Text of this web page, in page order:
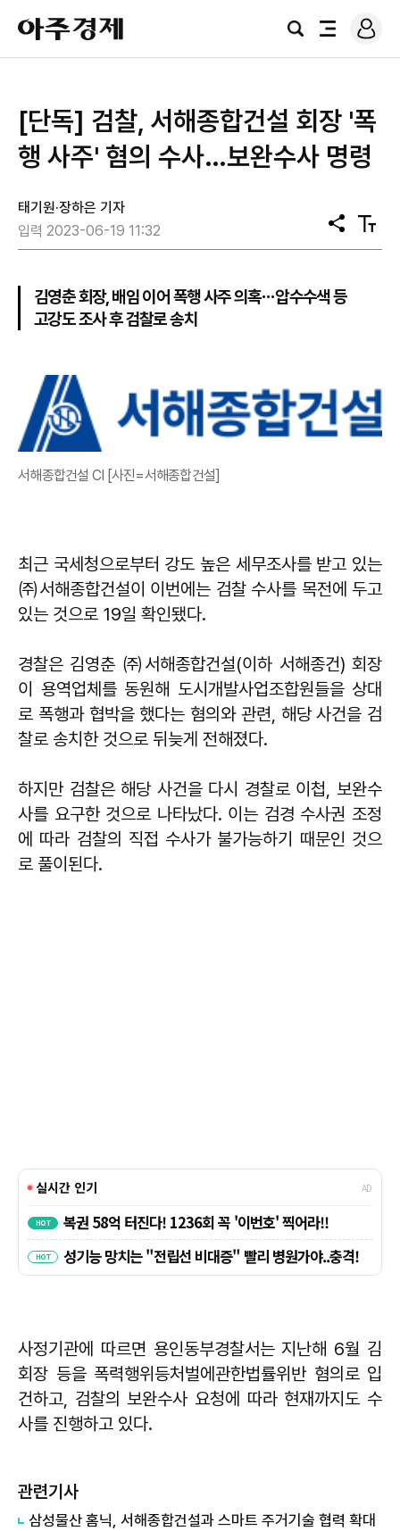
아
주
경
검
전
로
그
[단독] 검찰, 서해종합건설 회장 '폭
행 사주' 혐의 수사…보완수사 명령
태기원·장하은 기자
입력 2023-06-19 11:32
공
유
텍
스
김영춘 회장, 배임 이어 폭행 사주 의혹⋯압수수색 등
고강도 조사 후 검찰로 송치
서해종합건설 CI [사진=서해종합건설]
최근 국세청으로부터 강도 높은 세무조사를 받고 있는
㈜서해종합건설이 이번에는 검찰 수사를 목전에 두고
있는 것으로 19일 확인됐다.
경찰은 김영춘 ㈜서해종합건설(이하 서해종건) 회장
이 용역업체를 동원해 도시개발사업조합원들을 상대
로 폭행과 협박을 했다는 혐의와 관련, 해당 사건을 검
찰로 송치한 것으로 뒤늦게 전해졌다.
하지만 검찰은 해당 사건을 다시 경찰로 이첩, 보완수
사를 요구한 것으로 나타났다. 이는 검경 수사권 조정
에 따라 검찰의 직접 수사가 불가능하기 때문인 것으
로 풀이된다.
사정기관에 따르면 용인동부경찰서는 지난해 6월 김
회장 등을 폭력행위등처벌에관한법률위반 혐의로 입
건하고, 검찰의 보완수사 요청에 따라 현재까지도 수
사를 진행하고 있다.
관련기사
삼성물산 홈닉, 서해종합건설과 스마트 주거기술 협력 확대